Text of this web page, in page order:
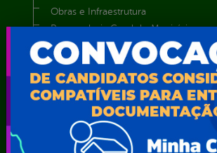
Obras e Infraestrutura
Procuradoria Geral do Município
Secretaria de Comunicação Social e
Secretaria de Desenvolvimento
Secretaria de Iluminação Pública e
Secretaria Municipal da Mulher –
Secretaria Municipal de Administração
Secretaria Municipal de Agricultura e
SEMARH / Secretaria de Agricultura